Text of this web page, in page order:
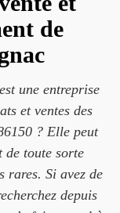
de
une entreprise
et ventes des
? Elle peut
de toute sorte
rares. Si avez de
depuis